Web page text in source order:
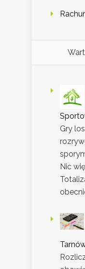
Gry
Nic